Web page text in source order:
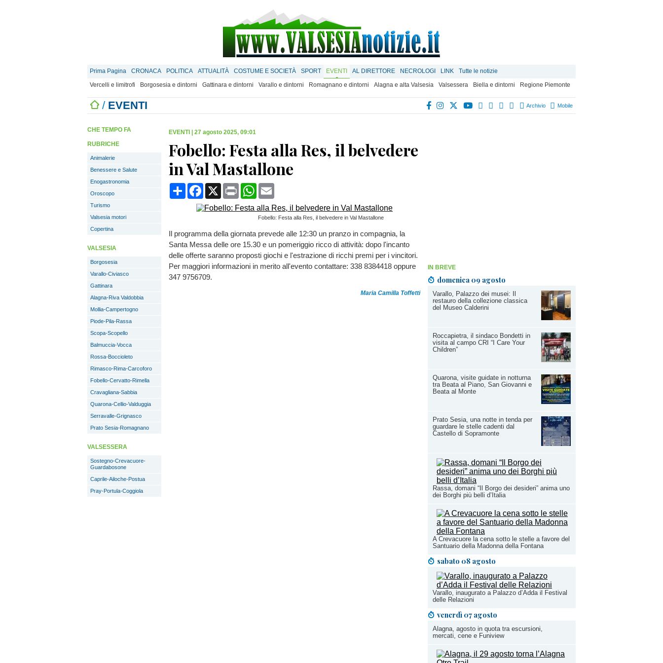
Prima Pagina CRONACA POLITICA ATTUALITÀ COSTUME E SOCIETÀ SPORT EVENTI AL DIRETTORE NECROLOGI LINK
Tutte le notizie
Vercelli e limitrofi
Borgosesia e dintorni Gattinara e dintorni Varallo e dintorni Romagnano e dintorni Alagna e alta Valsesia Valsessera Biella e dintorni Regione Piemonte
/ EVENTI Archivio Mobile
IN BREVE
domenica 09 agosto
Varallo, Palazzo dei musei: Il
restauro della collezione classica
del Museo Calderini
Roccapietra, il sindaco Bondetti in
visita al campo CRI “I Care Your
Children”
Quarona, visite guidate in notturna
tra Beata al Piano, San Giovanni e
Beata al Monte
Prato Sesia, una notte in tenda per
guardare le stelle cadenti dal
Castello di Sopramonte
Rassa, domani “Il Borgo dei desideri” anima uno
dei Borghi più belli d’Italia
A Crevacuore la cena sotto le stelle a favore del
Santuario della Madonna della Fontana
sabato 08 agosto
Varallo, inaugurato a Palazzo d’Adda il Festival
delle Relazioni
venerdì 07 agosto
Alagna, agosto in quota tra escursioni,
mercati, cene e Funiview
CHE TEMPO FA
RUBRICHE
Animalerie
Benessere e Salute
Enogastronomia
Oroscopo
Turismo
Valsesia motori
Copertina
VALSESIA
Borgosesia
Varallo-Civiasco
Gattinara
Alagna-Riva Valdobbia
Mollia-Campertogno
Piode-Pila-Rassa
Scopa-Scopello
Balmuccia-Vocca
Rossa-Boccioleto
Rimasco-Rima-Carcoforo
Fobello-Cervatto-Rimella
Cravagliana-Sabbia
Quarona-Cellio-Valduggia
Serravalle-Grignasco
Prato Sesia-Romagnano
VALSESSERA
Sostegno-Crevacuore-
Guardabosone
Caprile-Ailoche-Postua
Pray-Portula-Coggiola
EVENTI 27 agosto 2025, 09:01
Fobello: Festa alla Res, il belvedere
in Val Mastallone
CondividiFacebook
X Print WhatsApp
Fobello: Festa alla Res, il belvedere in Val Mastallone
Il programma della giornata prevede alle 12:30 un pranzo in compagnia, la
Santa Messa delle ore 15.30 e un pomeriggio ricco di attività: dopo l'incanto
delle offerte saranno proposti giochi e l'estrazione di ricchi premi per i vincitori.
Per maggiori informazioni in merito all'evento contattare: 338 8384418 oppure
347 9756709.
Maria Camilla Toffetti